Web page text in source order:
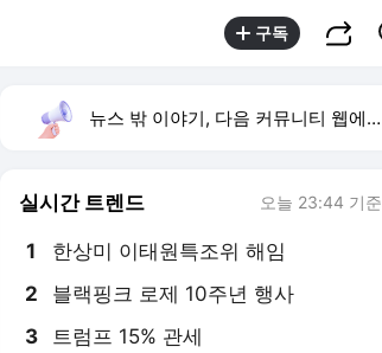
구독
뉴스 밖 이야기, 다음 커뮤니티 웹에서 보기
실시간 트렌드 오늘 23:44 기준
1 한상미 이태원특조위 해임
3 트럼프 15% 관세